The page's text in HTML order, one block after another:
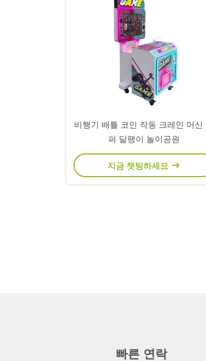
비행기 배틀 코인 작동 크레인 머신
퍼 달팽이 놀이공원
지금 챗팅하세요
빠른 연락